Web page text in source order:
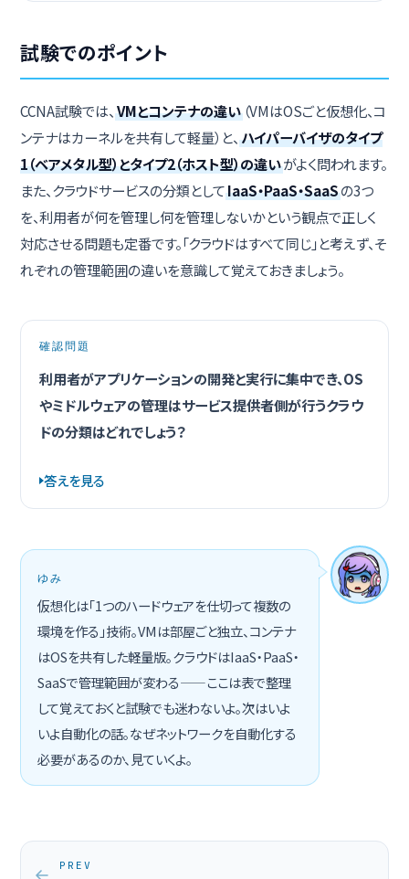
試験でのポイント
CCNA試験では、VMとコンテナの違い （VMはOSごと仮想化、コ
ンテナはカーネルを共有して軽量）と、ハイパーバイザのタイプ
1（ベアメタル型）とタイプ2（ホスト型）の違いがよく問われます。
また、クラウドサービスの分類としてIaaS・PaaS・SaaSの3つ
を、利用者が何を管理し何を管理しないかという観点で正しく
対応させる問題も定番です。「クラウドはすべて同じ」と考えず、そ
れぞれの管理範囲の違いを意識して覚えておきましょう。
確認問題
利用者がアプリケーションの開発と実行に集中でき、OS
やミドルウェアの管理はサービス提供者側が行うクラウ
ドの分類はどれでしょう？
答えを見る
ゆみ
仮想化は「1つのハードウェアを仕切って複数の
環境を作る」技術。VMは部屋ごと独立、コンテナ
はOSを共有した軽量版。クラウドはIaaS・PaaS・
SaaSで管理範囲が変わる——ここは表で整理
して覚えておくと試験でも迷わないよ。次はいよ
いよ自動化の話。なぜネットワークを自動化する
必要があるのか、見ていくよ。
PREV